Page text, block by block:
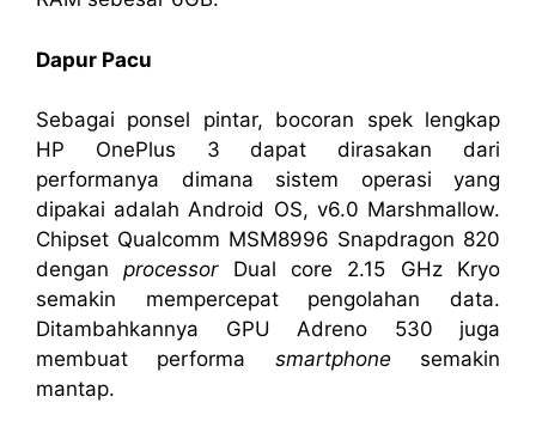
Dapur Pacu
Sebagai ponsel pintar, bocoran spek lengkap
HP OnePlus 3 dapat dirasakan dari
performanya dimana sistem operasi yang
dipakai adalah Android OS, v6.0 Marshmallow.
Chipset Qualcomm MSM8996 Snapdragon 820
denganprocessorDual core 2.15 GHz Kryo
semakin mempercepat pengolahan data.
Ditambahkannya GPU Adreno 530 juga
membuat performa smartphone semakin
mantap.